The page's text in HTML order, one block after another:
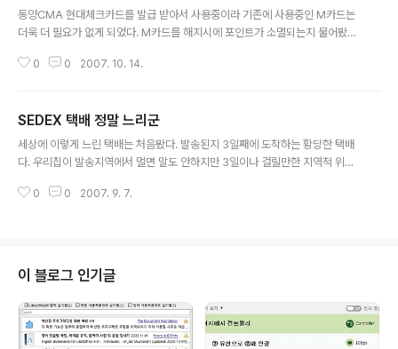
동양CMA 현대체크카드를 발급 받아서 사용중이라 기존에 사용중인 M카드는
더욱 더 필요가 없게 되었다. M카드를 해지시에 포인트가 소멸되는지 물어봤었
지해달라고 상담원분께 말씀드렸더니 아무말 없이 처리해주셨다. 실은 속으로
항상 신속하게 처리해주었다. 이 점만은 정말 칭찬하고 싶다. 이제 M포인트를
포인트카드로 교환하면 현대카드 정리는 끝.
0 0 2007. 10. 14.
SEDEX 택배 정말 느리군
세상에 이렇게 느린 택배는 처음봤다. 발송된지 3일째에 도착하는 황당한 택배
다. 우리집이 발송지역에서 멀면 말도 안하지만 3일이나 걸릴만한 지역적 위치
니만 이건 내일 오면 발송 후 이틀만에 오는것임 보통 그날 보내면 다음날 받는
른다는 생각이 든다. 그런면에서 SEDEX는 Fedex처럼 이름만 따라하지 말고
대한통운을 벤치마킹 해봐라. 우리집에 오시는 택배 회사중에서는 대한통운이
제일 낫다. 오실때 미리 ..
0 0 2007. 9. 7.
이 블로그 인기글